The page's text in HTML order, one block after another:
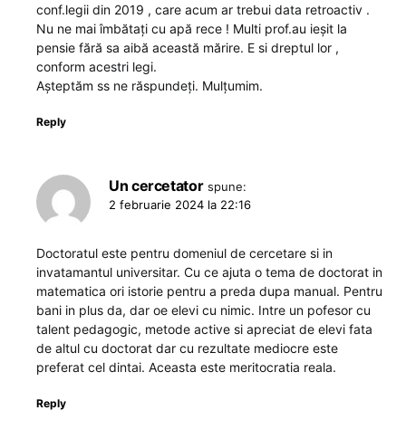
conf.legii din 2019 , care acum ar trebui data retroactiv .
Nu ne mai îmbătați cu apă rece ! Multi prof.au ieșit la
pensie fără sa aibă această mărire. E si dreptul lor ,
conform acestri legi.
Așteptăm ss ne răspundeți. Mulțumim.
Reply
Un cercetator spune:
2 februarie 2024 la 22:16
Doctoratul este pentru domeniul de cercetare si in
invatamantul universitar. Cu ce ajuta o tema de doctorat in
matematica ori istorie pentru a preda dupa manual. Pentru
bani in plus da, dar oe elevi cu nimic. Intre un pofesor cu
talent pedagogic, metode active si apreciat de elevi fata
de altul cu doctorat dar cu rezultate mediocre este
preferat cel dintai. Aceasta este meritocratia reala.
Reply